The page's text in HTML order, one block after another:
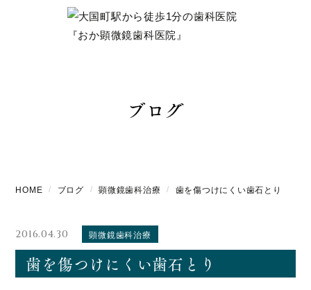
ブログ
HOME ブログ 顕微鏡歯科治療 歯を傷つけにくい歯石とり
2016.04.30 顕微鏡歯科治療
歯を傷つけにくい歯石とり